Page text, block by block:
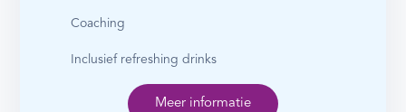
Coaching
Inclusief refreshing drinks
Meer informatie